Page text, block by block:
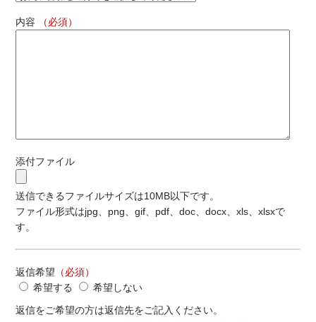
内容 （必須）
添付ファイル
送信できるファイルサイズは10MB以下です。
ファイル形式はjpg、png、gif、pdf、doc、docx、xls、xlsxで
す。
返信希望 （必須）
希望する
希望しない
返信をご希望の方は返信先をご記入ください。